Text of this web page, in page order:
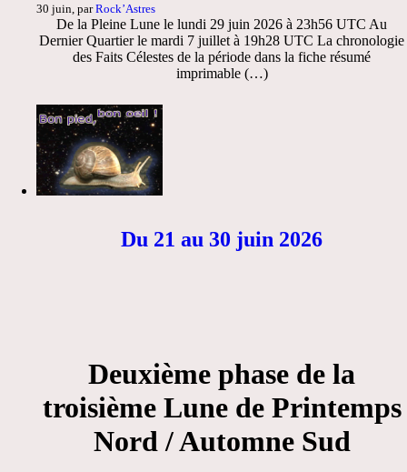
30 juin, parRock’Astres
De la Pleine Lune le lundi 29 juin 2026 à 23h56 UTC Au
Dernier Quartier le mardi 7 juillet à 19h28 UTC La chronologie
des Faits Célestes de la période dans la fiche résumé
imprimable (…)
Du 21 au 30 juin 2026
Deuxième phase de la
troisième Lune de Printemps
Nord / Automne Sud